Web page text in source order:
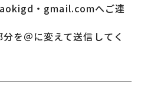
・gmail.comへご連
を＠に変えて送信してく